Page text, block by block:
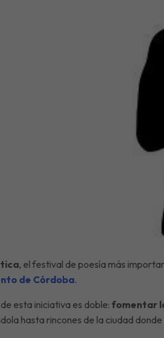
, el festival de poesía más
de Córdoba.
esta iniciativa es doble: fomentar
hasta rincones de la ciudad